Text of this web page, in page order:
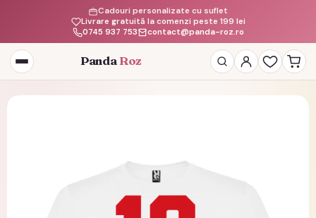
Livrare gratuită la comenzi peste 199 lei
Cadouri personalizate cu suflet
0745 937 753
contact@panda-roz.ro
Deschide
meniul
Panda Roz